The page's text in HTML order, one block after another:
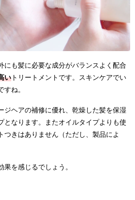
にも髪に必要な成分がバランスよく配合
い トリートメントです。スキンケアでい
ね。
ジヘアの補修に優れ、乾燥した髪を保湿
となります。またオイルタイプよりも使
つきはありません（ただし、製品によ
を感じるでしょう。